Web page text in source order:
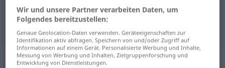
pálido,lívido ,macilento käsig
Synonyme für "käsig"
Wir und unsere Partner verarbeiten Daten, um
Folgendes bereitzustellen:
Genaue Geolocation-Daten verwenden. Geräteeigenschaften zur
Identifikation aktiv abfragen. Speichern von und/oder Zugriff auf
Informationen auf einem Gerät. Personalisierte Werbung und Inhalte,
Messung von Werbung und Inhalten, Zielgruppenforschung und
Entwicklung von Dienstleistungen.